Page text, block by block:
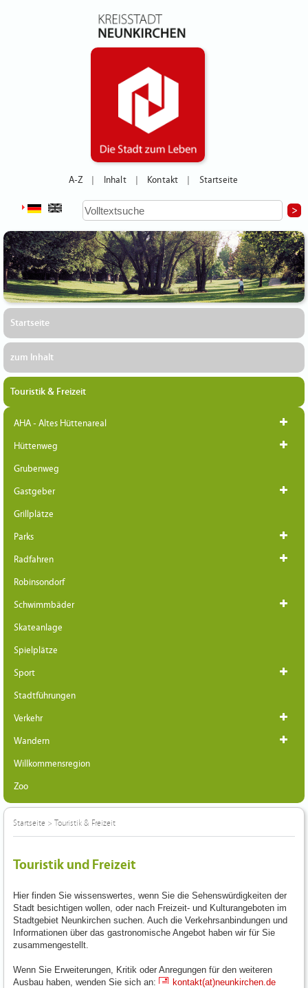
A-Z Inhalt Kontakt Startseite
Startseite
zum Inhalt
Touristik & Freizeit
AHA - Altes Hüttenareal
Hüttenweg
Grubenweg
Gastgeber
Grillplätze
Parks
Radfahren
Robinsondorf
Schwimmbäder
Skateanlage
Spielplätze
Sport
Stadtführungen
Verkehr
Wandern
Willkommensregion
Zoo
Startseite > Touristik & Freizeit
Touristik und Freizeit
Hier finden Sie wissenswertes, wenn Sie die Sehenswürdigkeiten der
Stadt besichtigen wollen, oder nach Freizeit- und Kulturangeboten im
Stadtgebiet Neunkirchen suchen. Auch die Verkehrsanbindungen und
Informationen über das gastronomische Angebot haben wir für Sie
zusammengestellt.
Wenn Sie Erweiterungen, Kritik oder Anregungen für den weiteren
Ausbau haben, wenden Sie sich an:
kontakt(at)neunkirchen.de